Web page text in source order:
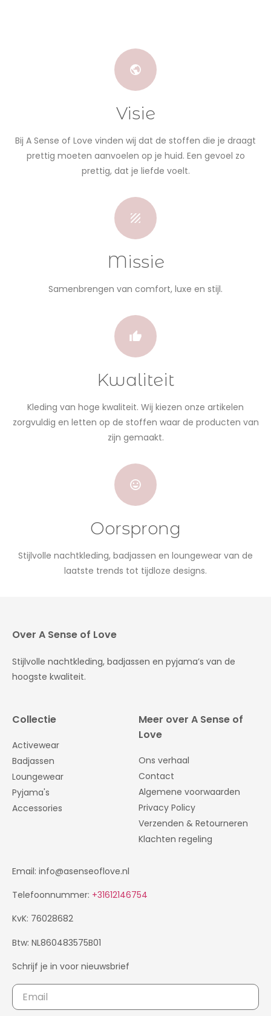
Visie
Bij A Sense of Love vinden wij dat de stoffen die je draagt
prettig moeten aanvoelen op je huid. Een gevoel zo
prettig, dat je liefde voelt.
Missie
Samenbrengen van comfort, luxe en stijl.
Kwaliteit
Kleding van hoge kwaliteit. Wij kiezen onze artikelen
zorgvuldig en letten op de stoffen waar de producten van
zijn gemaakt.
Oorsprong
Stijlvolle nachtkleding, badjassen en loungewear van de
laatste trends tot tijdloze designs.
Over A Sense of Love
Stijlvolle nachtkleding, badjassen en pyjama’s van de
hoogste kwaliteit.
Collectie
Activewear
Badjassen
Loungewear
Pyjama's
Accessories
Meer over A Sense of
Love
Ons verhaal
Contact
Algemene voorwaarden
Privacy Policy
Verzenden & Retourneren
Klachten regeling
Email: info@asenseoflove.nl
Telefoonnummer: +31612146754
KvK: 76028682
Btw: NL860483575B01
Schrijf je in voor nieuwsbrief